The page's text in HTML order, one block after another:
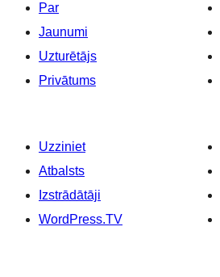
Par
Jaunumi
Uzturētājs
Privātums
Uzziniet
Atbalsts
Izstrādātāji
WordPress.TV